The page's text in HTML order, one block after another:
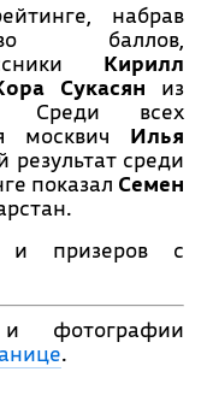
набрав
баллов,
Кирилл
Сукасян из
Среди всех
москвич Илья
результат среди
показал Семен
и призеров с
и фотографии
.